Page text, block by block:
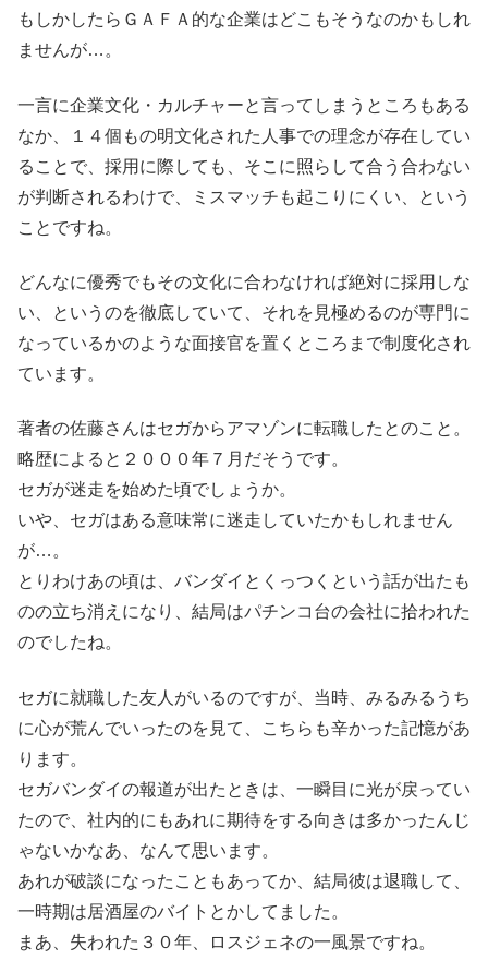
もしかしたらＧＡＦＡ的な企業はどこもそうなのかもしれ
ませんが…。
一言に企業文化・カルチャーと言ってしまうところもある
なか、１４個もの明文化された人事での理念が存在してい
ることで、採用に際しても、そこに照らして合う合わない
が判断されるわけで、ミスマッチも起こりにくい、という
ことですね。
どんなに優秀でもその文化に合わなければ絶対に採用しな
い、というのを徹底していて、それを見極めるのが専門に
なっているかのような面接官を置くところまで制度化され
ています。
著者の佐藤さんはセガからアマゾンに転職したとのこと。
略歴によると２０００年７月だそうです。
セガが迷走を始めた頃でしょうか。
いや、セガはある意味常に迷走していたかもしれません
が…。
とりわけあの頃は、バンダイとくっつくという話が出たも
のの立ち消えになり、結局はパチンコ台の会社に拾われた
のでしたね。
セガに就職した友人がいるのですが、当時、みるみるうち
に心が荒んでいったのを見て、こちらも辛かった記憶があ
ります。
セガバンダイの報道が出たときは、一瞬目に光が戻ってい
たので、社内的にもあれに期待をする向きは多かったんじ
ゃないかなあ、なんて思います。
あれが破談になったこともあってか、結局彼は退職して、
一時期は居酒屋のバイトとかしてました。
まあ、失われた３０年、ロスジェネの一風景ですね。